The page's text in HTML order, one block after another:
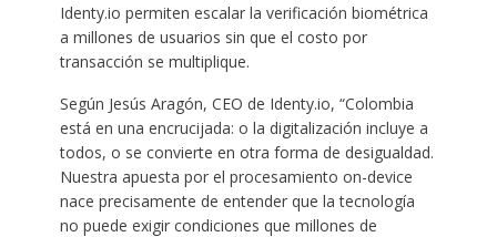
Identy.io permiten escalar la verificación biométrica
a millones de usuarios sin que el costo por
transacción se multiplique.
Según Jesús Aragón, CEO de Identy.io, “Colombia
está en una encrucijada: o la digitalización incluye a
todos, o se convierte en otra forma de desigualdad.
Nuestra apuesta por el procesamiento on-device
nace precisamente de entender que la tecnología
no puede exigir condiciones que millones de